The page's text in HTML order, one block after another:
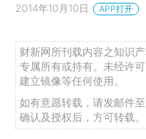
2014年10月10日 APP打开
财新网所刊载内容之知识
专属所有或持有。未经许
建立镜像等任何使用。
如有意愿转载，请发邮件至
确认及授权后，方可转载。